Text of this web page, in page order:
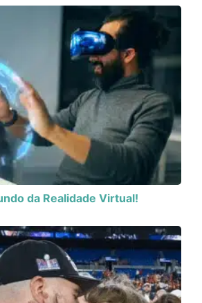
da Realidade Virtual!